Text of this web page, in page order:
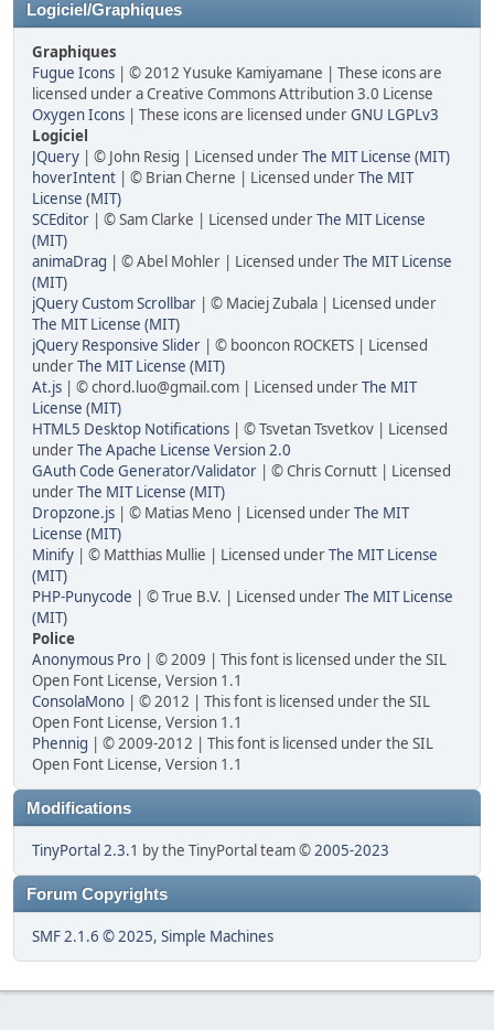
Logiciel/Graphiques
Graphiques
Fugue Icons | © 2012 Yusuke Kamiyamane | These icons are
licensed under a Creative Commons Attribution 3.0 License
Oxygen Icons | These icons are licensed underGNU LGPLv3
Logiciel
JQuery | © John Resig | Licensed underThe MIT License (MIT)
hoverIntent | © Brian Cherne | Licensed underThe MIT
License (MIT)
SCEditor | © Sam Clarke | Licensed underThe MIT License
(MIT)
animaDrag | © Abel Mohler | Licensed underThe MIT License
(MIT)
jQuery Custom Scrollbar | © Maciej Zubala | Licensed under
The MIT License (MIT)
jQuery Responsive Slider | © booncon ROCKETS | Licensed
underThe MIT License (MIT)
At.js | © chord.luo@gmail.com | Licensed underThe MIT
License (MIT)
HTML5 Desktop Notifications | © Tsvetan Tsvetkov | Licensed
underThe Apache License Version 2.0
GAuth Code Generator/Validator | © Chris Cornutt | Licensed
underThe MIT License (MIT)
Dropzone.js | © Matias Meno | Licensed underThe MIT
License (MIT)
Minify | © Matthias Mullie | Licensed underThe MIT License
(MIT)
PHP-Punycode | © True B.V. | Licensed underThe MIT License
(MIT)
Police
Anonymous Pro | © 2009 | This font is licensed under the SIL
Open Font License, Version 1.1
ConsolaMono | © 2012 | This font is licensed under the SIL
Open Font License, Version 1.1
Phennig | © 2009-2012 | This font is licensed under the SIL
Open Font License, Version 1.1
Modifications
TinyPortal 2.3.1 by the TinyPortal team ©2005-2023
Forum Copyrights
SMF 2.1.6 © 2025, Simple Machines